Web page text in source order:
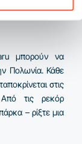
μπορούν να
Πολωνία. Κάθε
στις
τις ρεκόρ
– ρίξτε μια